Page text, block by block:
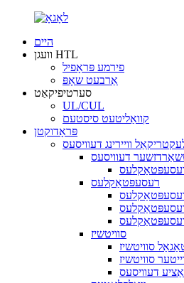
היים
וועגן HTL
פירמע פּראָפיל
אַרבעט שאָפּ
סערטיפיקאַט
UL/CUL
קוואַליטעט סיסטעם
פּראָדוקטן
וויירינג דעוויסעס
דעוויסעס
רעסעפּטאַקלעס
סוויטשיז
סוויטשיז
סוויטשיז
דעוויסעס